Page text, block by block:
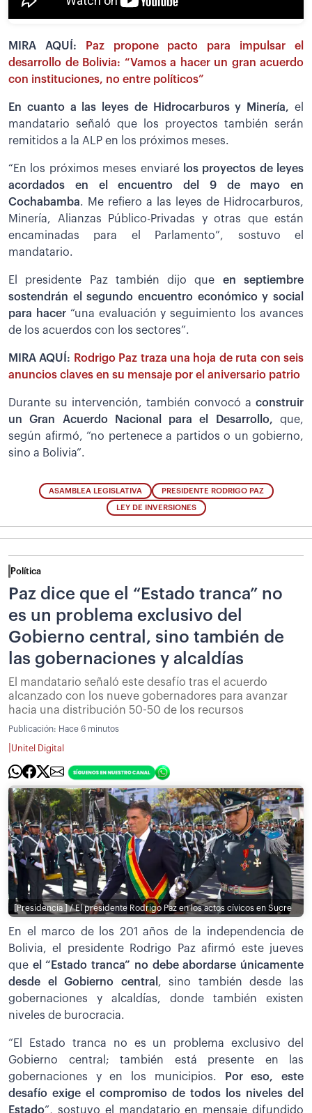
MIRA AQUÍ:
Paz propone pacto para impulsar el
desarrollo de Bolivia: “Vamos a hacer un gran acuerdo
con instituciones, no entre políticos”
En cuanto a las leyes de Hidrocarburos y Minería, el
mandatario señaló que los proyectos también serán
remitidos a la ALP en los próximos meses.
“En los próximos meses enviaré los proyectos de leyes
acordados en el encuentro del 9 de mayo en
Cochabamba. Me refiero a las leyes de Hidrocarburos,
Minería, Alianzas Público-Privadas y otras que están
encaminadas para el Parlamento”, sostuvo el
mandatario.
El presidente Paz también dijo que en septiembre
sostendrán el segundo encuentro económico y social
para hacer“una evaluación y seguimiento los avances
de los acuerdos con los sectores”.
MIRA AQUÍ: Rodrigo Paz traza una hoja de ruta con seis
anuncios claves en su mensaje por el aniversario patrio
Durante su intervención, también convocó a construir
un Gran Acuerdo Nacional para el Desarrollo, que,
según afirmó, “no pertenece a partidos o un gobierno,
sino a Bolivia”.
ASAMBLEA LEGISLATIVA PRESIDENTE RODRIGO PAZ
LEY DE INVERSIONES
Política
Paz dice que el “Estado tranca” no
es un problema exclusivo del
Gobierno central, sino también de
las gobernaciones y alcaldías
El mandatario señaló este desafío tras el acuerdo
alcanzado con los nueve gobernadores para avanzar
hacia una distribución 50-50 de los recursos
Publicación: Hace 6 minutos
Unitel Digital
[Presidencia ] / El presidente Rodrigo Paz en los actos cívicos en Sucre
En el marco de los 201 años de la independencia de
Bolivia, el presidente Rodrigo Paz afirmó este jueves
que el “Estado tranca” no debe abordarse únicamente
desde el Gobierno central , sino también desde las
gobernaciones y alcaldías, donde también existen
niveles de burocracia.
“El Estado tranca no es un problema exclusivo del
Gobierno central; también está presente en las
gobernaciones y en los municipios.
Por eso, este
desafío exige el compromiso de todos los niveles del
Estado”, sostuvo el mandatario en mensaje difundido